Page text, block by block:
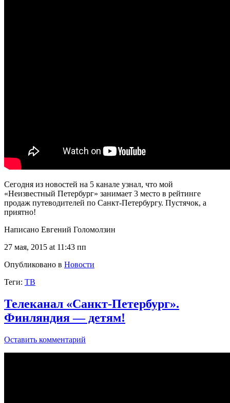
Сегодня из новостей на 5 канале узнал, что мой
«Неизвестный Петербург» занимает 3 место в рейтинге
продаж путеводителей по Санкт-Петербургу. Пустячок, а
приятно!
Написано Евгений Голомолзин
27 мая, 2015 at 11:43 пп
Опубликовано в Новости
Теги: ТВ
Телеканал «Санкт-Петербург».
Финляндия — детям!
Оставить комментарий